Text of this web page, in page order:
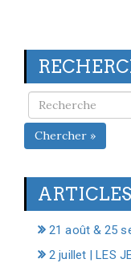
Chercher »
21 août & 25
2 juillet | LES